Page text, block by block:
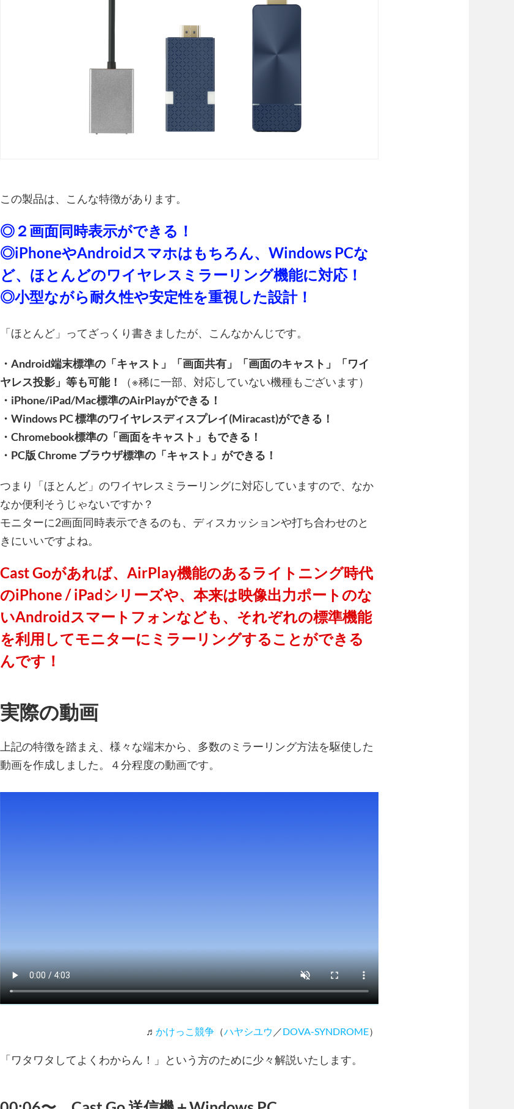
この製品は、こんな特徴があります。
◎２画面同時表示ができる！
◎iPhoneやAndroidスマホはもちろん、Windows PCな
ど、ほとんどのワイヤレスミラーリング機能に対応！
◎小型ながら耐久性や安定性を重視した設計！
「ほとんど」ってざっくり書きましたが、こんなかんじです。
・Android端末標準の「キャスト」「画面共有」「画面のキャスト」「ワイ
ヤレス投影」等も可能！
（※稀に一部、対応していない機種もございます）
・iPhone/iPad/Mac標準のAirPlayができる！
・Windows PC 標準のワイヤレスディスプレイ(Miracast)ができる！
・Chromebook標準の「画面をキャスト」もできる！
・PC版 Chrome ブラウザ標準の「キャスト」ができる！
つまり「ほとんど」のワイヤレスミラーリングに対応していますので、なか
なか便利そうじゃないですか？
モニターに2画面同時表示できるのも、ディスカッションや打ち合わせのと
きにいいですよね。
Cast Goがあれば、AirPlay機能のあるライトニング時代
のiPhone / iPadシリーズや、本来は映像出力ポートのな
いAndroidスマートフォンなども、それぞれの標準機能
を利用してモニターにミラーリングすることができる
んです！
実際の動画
上記の特徴を踏まえ、様々な端末から、多数のミラーリング方法を駆使した
動画を作成しました。４分程度の動画です。
♬ かけっこ競争 （ハヤシユウ ／DOVA-SYNDROME）
「ワタワタしてよくわからん！」という方のために少々解説いたします。